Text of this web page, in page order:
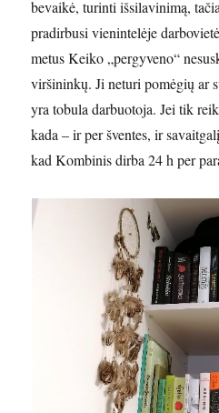
bevaikė, turinti išsilavinimą,
pradirbusi vienintelėje
metus Keiko „pergyveno“
viršininkų. Ji neturi pomėgių ar
yra tobula darbuotoja. Jei tik
kada – ir per šventes, ir
kad Kombinis dirba 24 h per